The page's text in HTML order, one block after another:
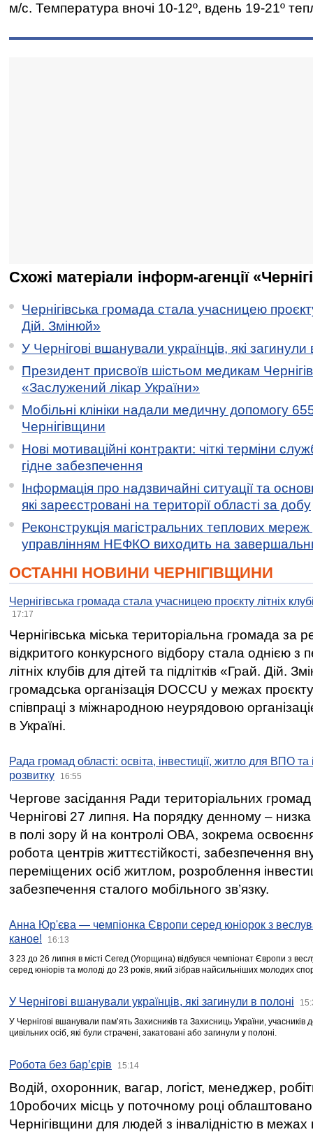
м/с. Температура вночі 10-12º, вдень 19-21º
Схожі матеріали інформ-агенції
Чернігівська громада стала учасницею
Дій. Змінюй»
У Чернігові вшанували українців, які загинули
Президент присвоїв шістьом медикам
«Заслужений лікар України»
Мобільні клініки надали медичну допомогу
Чернігівщини
Нові мотиваційні контракти: чіткі терміни
гідне забезпечення
Інформація про надзвичайні ситуації та
які зареєстровані на території області за добу
Реконструкція магістральних теплових мереж
управлінням НЕФКО виходить на
ОСТАННІ НОВИНИ ЧЕРНІГІВЩИНИ
Чернігівська громада стала учасницею проєкту літніх
17:17
Чернігівська міська територіальна громада за
відкритого конкурсного відбору стала однією
літніх клубів для дітей та підлітків «Грай. Дій.
громадська організація DOCCU у межах
співпраці з міжнародною неурядовою
в Україні.
Рада громад області: освіта, інвестиції, житло для ВПО
розвитку
16:55
Чергове засідання Ради територіальних громад
Чернігові 27 липня. На порядку денному –
в полі зору й на контролі ОВА, зокрема освоєння
робота центрів життєстійкості, забезпечення
переміщених осіб житлом, розроблення
забезпечення сталого мобільного зв’язку.
Анна Юр'єва — чемпіонка Європи серед юніорок з
каное!
16:13
З 23 до 26 липня в місті Сегед (Угорщина) відбувся чемпіонат Європи з
серед юніорів та молоді до 23 років, який зібрав найсильніших молодих
У Чернігові вшанували українців, які загинули в полоні
У Чернігові вшанували пам’ять Захисників та Захисниць України,
цивільних осіб, які були страчені, закатовані або загинули у полоні.
Робота без бар’єрів 15:14
Водій, охоронник, вагар, логіст, менеджер,
10робочих місць у поточному році
Чернігівщини для людей з інвалідністю в межах